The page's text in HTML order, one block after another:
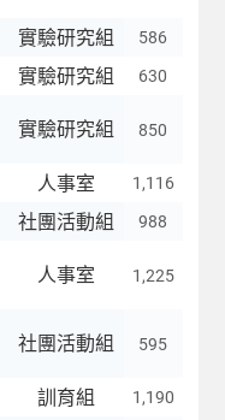
實驗研究組 586
實驗研究組 630
實驗研究組 850
人事室 1,116
社團活動組 988
人事室 1,225
社團活動組 595
訓育組 1,190